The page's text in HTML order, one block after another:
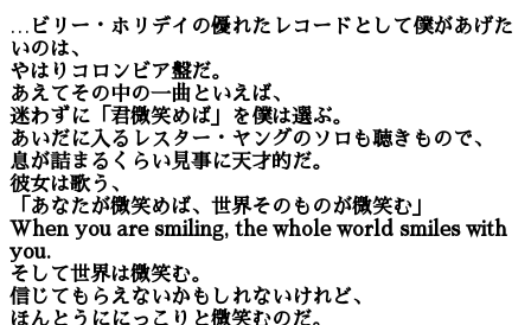
… ビリー・ホリデイの優れたレコードとして僕があげた
いのは、
やはりコロンビア盤だ。
あえてその中の一曲といえば、
迷わずに「君微笑めば」を僕は選ぶ。
あいだに入るレスター・ヤングのソロも聴きもので、
息が詰まるくらい見事に天才的だ。
彼女は歌う、
「あなたが微笑めば、世界そのものが微笑む」
When you are smiling, the whole world smiles with
you.
そして世界は微笑む。
信じてもらえないかもしれないけれど、
ほんとうににっこりと微笑むのだ。